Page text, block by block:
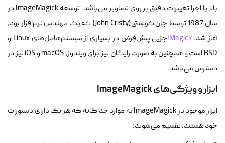
بالا یا اجرا تغییرات دقیق بر روی تصاویر می‌باشد. توسعه ImageMagick در
سال 1987 توسط جان کریستی(John Cristy) که یک مهندس نرم‌افزار بود،
آغاز شد. IMagick
جزیی پیش‌فرض در بسیاری از سیستم‌هامل‌های Linux و
BSD است و همچنین به صورت رایگان نیز برای ویندوز، macOS و iOS نیز در
دسترس می‌باشد.
ابزار و ویژگی‌های ImageMagick
ابزار موجود در ImageMagick به موارد جداگانه که هر یک دارای دستورات
خود هستند، تقسیم می‌شوند: